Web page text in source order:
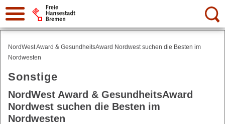
Suche:
NordWest Award & GesundheitsAward Nordwest suchen die Besten im
Nordwesten
Sonstige
NordWest Award & GesundheitsAward
Nordwest suchen die Besten im
Nordwesten